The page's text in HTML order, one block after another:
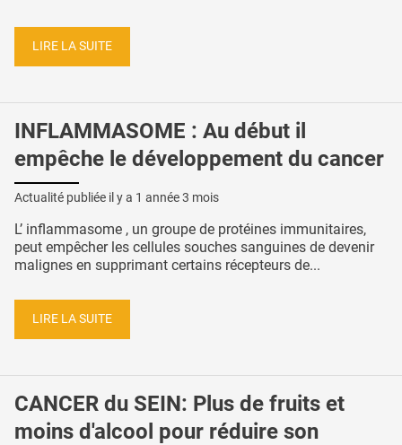
LIRE LA SUITE
INFLAMMASOME : Au début il
empêche le développement du cancer
Actualité publiée il y a 1 année 3 mois
L’ inflammasome , un groupe de protéines immunitaires,
peut empêcher les cellules souches sanguines de devenir
malignes en supprimant certains récepteurs de...
LIRE LA SUITE
CANCER du SEIN: Plus de fruits et
moins d'alcool pour réduire son